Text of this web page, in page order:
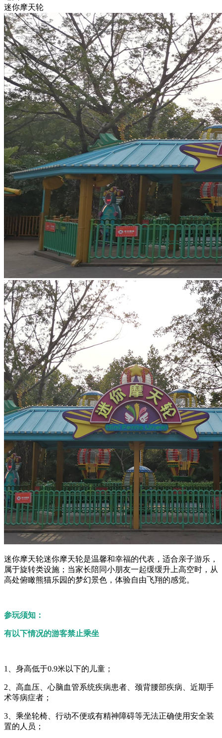
迷你摩天轮
迷你摩天轮迷你摩天轮是温馨和幸福的代表，适合亲子游乐，
属于旋转类设施；当家长陪同小朋友一起缓缓升上高空时，从
高处俯瞰熊猫乐园的梦幻景色，体验自由飞翔的感觉。
参玩须知：
有以下情况的游客禁止乘坐
1、身高低于0.9米以下的儿童；
2、高血压、心脑血管系统疾病患者、颈背腰部疾病、近期手
术等病症者；
3、乘坐轮椅、行动不便或有精神障碍等无法正确使用安全装
置的人员；